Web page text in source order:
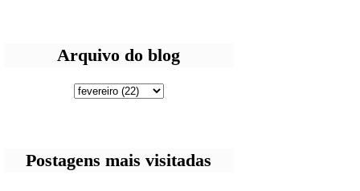
Arquivo do blog
Postagens mais visitadas